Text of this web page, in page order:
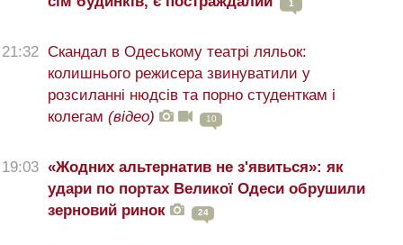
1
21:32 Скандал в Одеському театрі ляльок:
колишнього режисера звинуватили у
розсиланні нюдсів та порно студенткам і
колегам (відео) 10
19:03 «Жодних альтернатив не з'явиться»: як
удари по портах Великої Одеси обрушили
зерновий ринок
24